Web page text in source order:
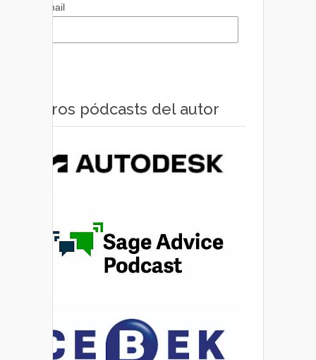
Email
Otros pódcasts del autor